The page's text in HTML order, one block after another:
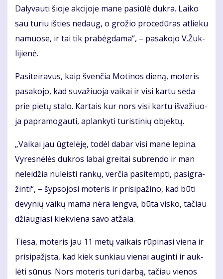
Da­ly­vau­ti šio­je ak­ci­jo­je ma­ne pa­siū­lė duk­ra. Lai­ko
sau tu­riu iš­ties ne­daug, o gro­žio pro­ce­dū­ras at­lie­ku
na­muo­se, ir tai tik pra­bėg­da­ma“, – pa­sa­ko­jo V.Žuk­
li­jie­nė.
Pa­si­tei­ra­vus, kaip šven­čia Mo­ti­nos die­ną, mo­te­ris
pa­sa­ko­jo, kad su­va­žiuo­ja vai­kai ir vi­si kar­tu sė­da
prie pie­tų sta­lo. Kar­tais kur nors vi­si kar­tu iš­va­žiuo­
ja pa­pra­mo­gau­ti, ap­lan­ky­ti tu­ris­ti­nių ob­jek­tų.
„Vai­kai jau ūg­te­lė­ję, to­dėl da­bar vi­si ma­ne le­pi­na.
Vy­res­nė­lės duk­ros la­bai grei­tai su­bren­do ir man
ne­lei­džia nu­leis­ti ran­kų, ver­čia pa­si­temp­ti, pa­sig­ra­
žin­ti“, – šyp­so­jo­si mo­te­ris ir pri­si­pa­ži­no, kad bū­ti
de­vy­nių vai­kų ma­ma nė­ra leng­va, bū­ta vis­ko, ta­čiau
džiau­gia­si kiek­vie­na sa­vo at­ža­la.
Tie­sa, mo­te­ris jau 11 me­tų vai­kais rū­pi­na­si vie­na ir
pri­si­pa­žįs­ta, kad kiek sun­kiau vie­nai au­gin­ti ir auk­
lė­ti sū­nus. Nors mo­te­ris tu­ri dar­bą, ta­čiau vie­nos